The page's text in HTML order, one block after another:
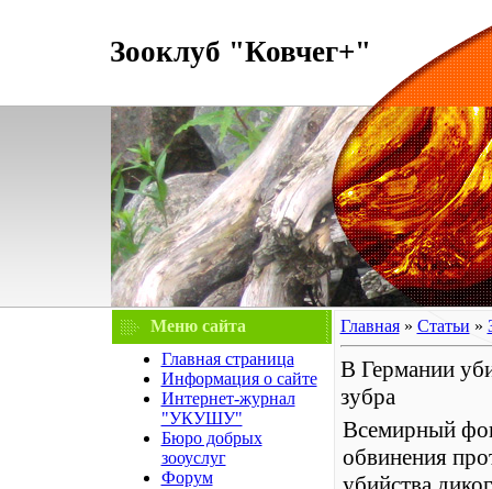
Зооклуб "Ковчег+"
Меню сайта
Главная страница
Информация о сайте
Интернет-журнал
"УКУШУ"
Бюро добрых
зооуслуг
Форум
Главная» Статьи »
В Германии
зубра
Всемирный
обвинения